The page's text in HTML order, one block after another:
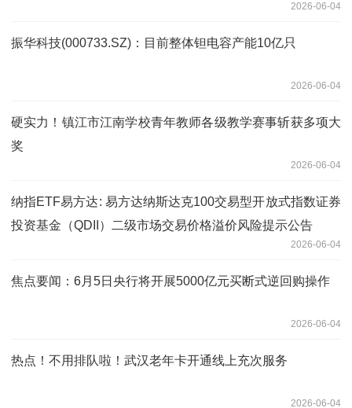
2026-06-04
振华科技(000733.SZ)：目前整体钽电容产能10亿只
2026-06-04
硬实力！镇江市江南学校青年教师各级教学赛事斩获多项大
奖
2026-06-04
纳指ETF易方达: 易方达纳斯达克100交易型开放式指数证券
投资基金（QDII）二级市场交易价格溢价风险提示公告
2026-06-04
焦点要闻：6月5日央行将开展5000亿元买断式逆回购操作
2026-06-04
热点！不用排队啦！武汉老年卡开通线上充次服务
2026-06-04